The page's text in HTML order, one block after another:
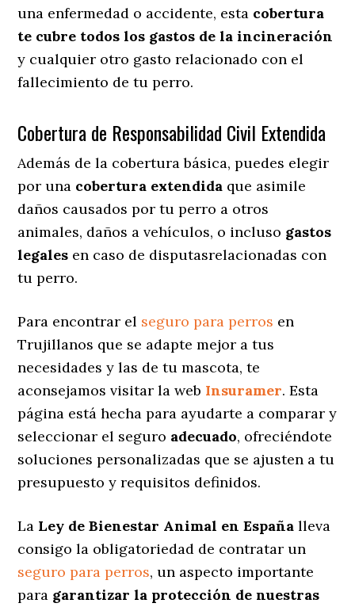
una enfermedad o accidente, esta cobertura
te cubre todos los gastos de la incineración
y cualquier otro gasto relacionado con el
fallecimiento de tu perro.
Cobertura de Responsabilidad Civil Extendida
Además de la cobertura básica, puedes elegir
por una cobertura extendida que asimile
daños causados por tu perro a otros
animales, daños a vehículos, o incluso gastos
legales en caso de disputasrelacionadas con
tu perro.
Para encontrar el seguro para perros en
Trujillanos que se adapte mejor a tus
necesidades y las de tu mascota, te
aconsejamos visitar la web Insuramer. Esta
página está hecha para ayudarte a comparar y
seleccionar el seguro adecuado, ofreciéndote
soluciones personalizadas que se ajusten a tu
presupuesto y requisitos definidos.
La Ley de Bienestar Animal en España lleva
consigo la obligatoriedad de contratar un
seguro para perros, un aspecto importante
para garantizar la protección de nuestras